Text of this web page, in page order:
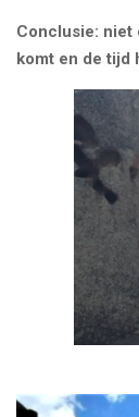
Conclusie: niet
komt en de tijd